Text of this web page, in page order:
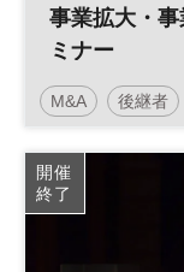
事業拡大・
ミナー
～次世代に会
せていくため
M&A 後継者
日経産業新聞フ
開催
終了